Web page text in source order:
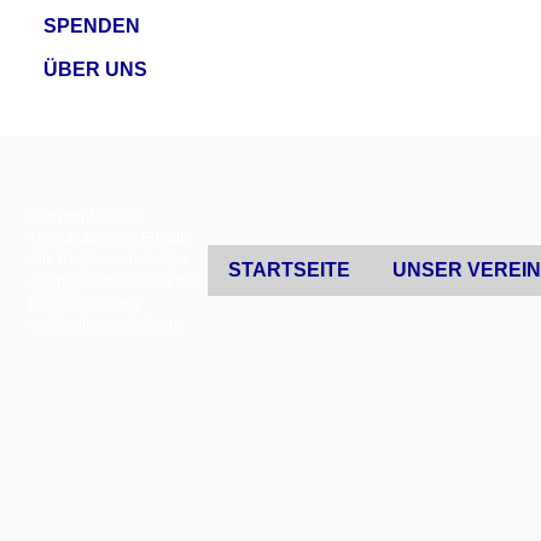
SPENDEN
ÜBER UNS
STARTSEITE UNSER VEREIN